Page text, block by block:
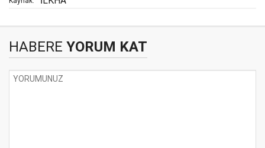
HABERE YORUM KAT